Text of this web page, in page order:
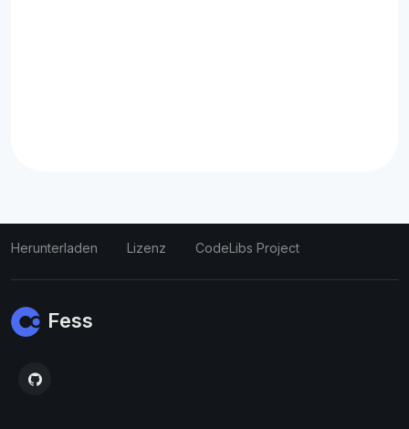
Herunterladen Lizenz CodeLibs Project
Fess